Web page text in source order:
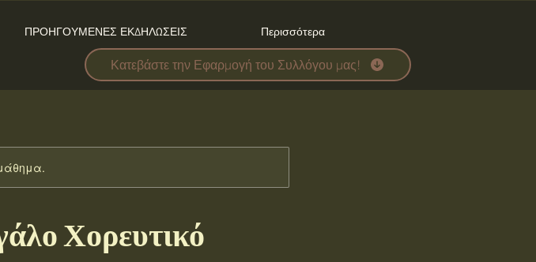
ΠΡΟΗΓΟΥΜΕΝΕΣ ΕΚΔΗΛΩΣΕΙΣ Περισσότερα
Κατεβάστε την Εφαρμογή του Συλλόγου μας!
Χορευτικό